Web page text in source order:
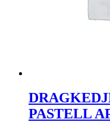
PASTELL